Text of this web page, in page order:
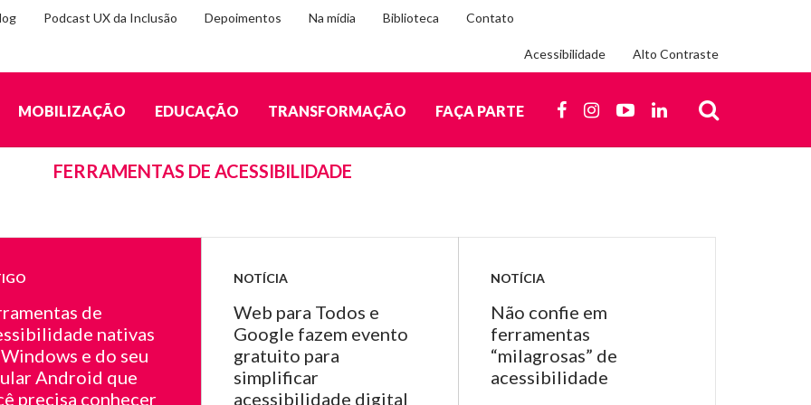
Podcast UX da Inclusão Depoimentos Na mídia Biblioteca Contato
Acessibilidade Alto Contraste
MOBILIZAÇÃO EDUCAÇÃO TRANSFORMAÇÃO FAÇA PARTE FACEBOOK
INSTAGRAM
YOUTUBE
LINKEDIN
BUSCA
TAGS
FERRAMENTAS DE ACESSIBILIDADE
de
nativas
e do seu
Android que
precisa conhecer
NOTÍCIA
Web para Todos e
Google fazem evento
gratuito para
simplificar
acessibilidade digital
NOTÍCIA
Não confie em
ferramentas
“milagrosas” de
acessibilidade